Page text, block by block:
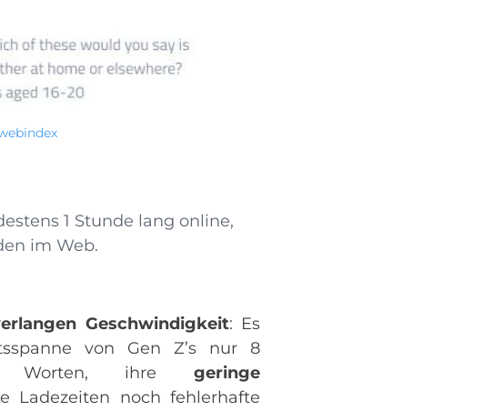
1 Stunde lang online,
im Web.
Geschwindigkeit: Es
von Gen Z’s nur 8
Worten, ihre geringe
Ladezeiten noch fehlerhafte